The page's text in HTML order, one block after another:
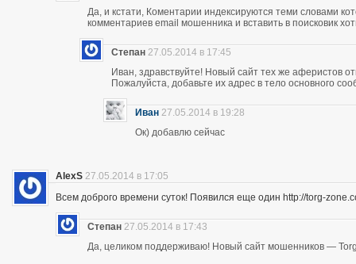
Да, и кстати, Коментарии индексируются теми словами
комментариев email мошенника и вставить в поисковик
Степан 27.05.2014 в 17:45
Иван, здравствуйте! Новый сайт тех же аферистов
Пожалуйста, добавьте их адрес в тело основного
Иван 27.05.2014 в 19:28
Ок) добавлю сейчас
AlexS 27.05.2014 в 17:05
Всем доброго времени суток! Появился еще один http://torg-
Степан 27.05.2014 в 17:43
Да, целиком поддерживаю! Новый сайт мошенников —